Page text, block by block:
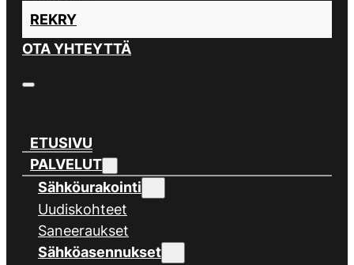
REKRY
OTA YHTEYTTÄ
ETUSIVU
PALVELUT
Sähköurakointi
Uudiskohteet
Saneeraukset
Sähköasennukset